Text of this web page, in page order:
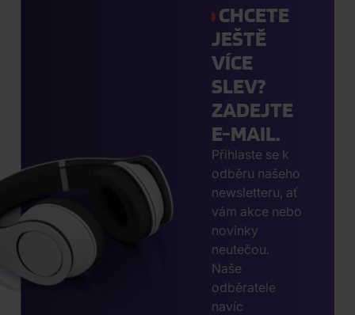
CHCETE
JEŠTĚ
VÍCE
SLEV?
ZADEJTE
E-MAIL.
Přihlaste se k
odběru našeho
newsletteru, ať
vám akce nebo
novinky
neutečou.
Naše
odběratele
navíc